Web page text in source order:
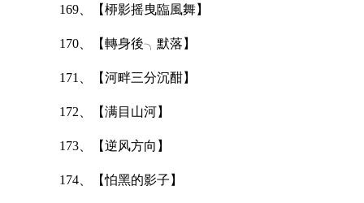
169、【桺影摇曳臨風舞】
170、【轉身後╮默落】
171、【河畔三分沉酣】
172、【满目山河】
173、【逆风方向】
174、【怕黑的影子】